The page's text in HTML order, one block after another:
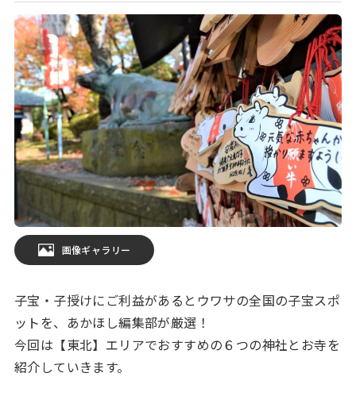
画像ギャラリー
子宝・子授けにご利益があるとウワサの全国の子宝スポ
ットを、あかほし編集部が厳選！
今回は【東北】エリアでおすすめの６つの神社とお寺を
紹介していきます。